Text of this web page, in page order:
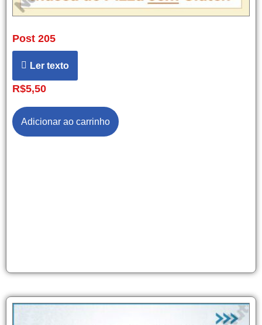
Post 205
Ler texto
R$5,50
Adicionar ao carrinho